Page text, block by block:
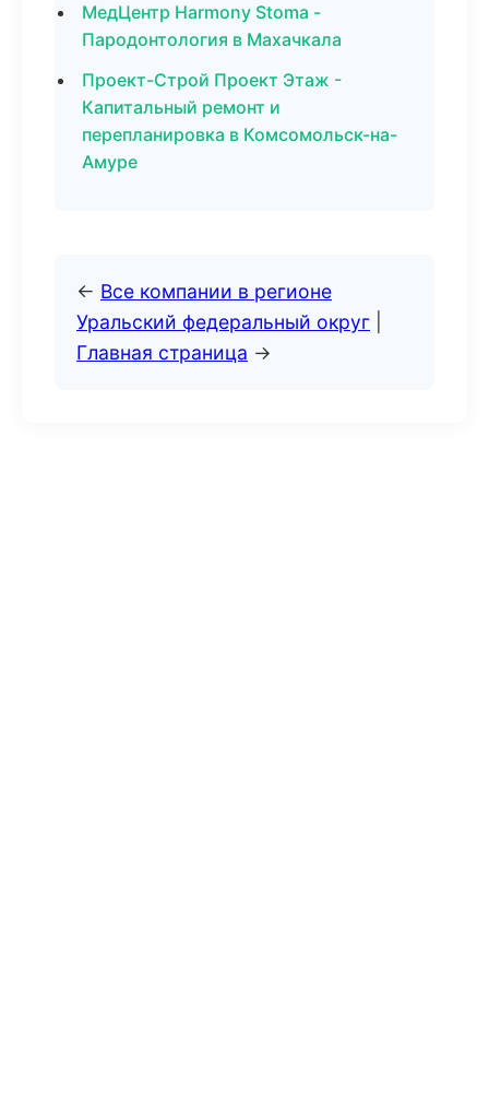
МедЦентр Harmony Stoma -
Пародонтология в Махачкала
Проект-Строй Проект Этаж -
Капитальный ремонт и
перепланировка в Комсомольск-на-
Амуре
← Все компании в регионе
Уральский федеральный округ
Главная страница →